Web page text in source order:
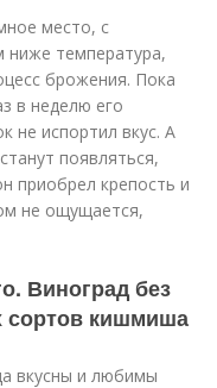
место, с
ниже температура,
брожения. Пока
в неделю его
не испортил вкус. А
появляться,
приобрел крепость и
не ощущается,
Виноград без
сортов кишмиша
вкусны и любимы